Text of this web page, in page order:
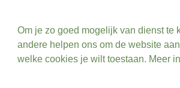
Om je zo goed mogelijk van dienst te
andere helpen ons om de website
welke cookies je wilt toestaan. Meer